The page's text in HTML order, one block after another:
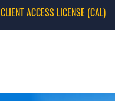
CLIENT ACCESS LICENSE (CAL)